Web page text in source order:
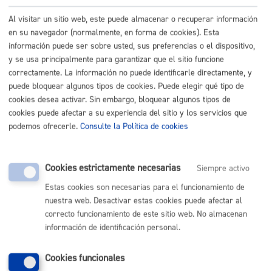
Buscar
Listado completo de Trámites
Cementerios
Cementerios: Autorización para realizar obras en sepultura
TELÉFONO
MÁQUINA
Volver al índice Volver atrás
Al visitar un sitio web, este puede almacenar o recuperar información
en su navegador (normalmente, en forma de cookies). Esta
información puede ser sobre usted, sus preferencias o el dispositivo,
y se usa principalmente para garantizar que el sitio funcione
correctamente. La información no puede identificarle directamente, y
puede bloquear algunos tipos de cookies. Puede elegir qué tipo de
cookies desea activar. Sin embargo, bloquear algunos tipos de
cookies puede afectar a su experiencia del sitio y los servicios que
podemos ofrecerle. Consulte la Política de cookies
Cookies estrictamente necesarias
Siempre activo
Estas cookies son necesarias para el funcionamiento de
nuestra web. Desactivar estas cookies puede afectar al
correcto funcionamiento de este sitio web. No almacenan
información de identificación personal.
Cookies funcionales